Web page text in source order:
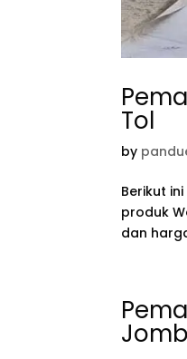
Tol
by
Berikut
produk
dan